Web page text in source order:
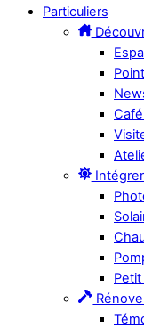
Particuliers
Intégrer